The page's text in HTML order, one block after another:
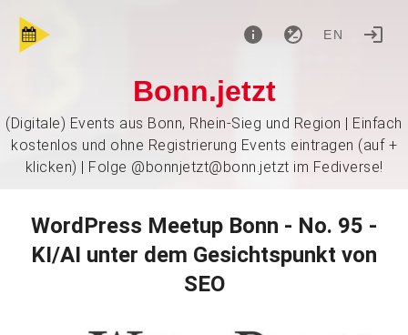
EN
Bonn.jetzt
(Digitale) Events aus Bonn, Rhein-Sieg und Region | Einfach
kostenlos und ohne Registrierung Events eintragen (auf +
klicken) | Folge @bonnjetzt@bonn.jetzt im Fediverse!
WordPress Meetup Bonn - No. 95 -
KI/AI unter dem Gesichtspunkt von
SEO